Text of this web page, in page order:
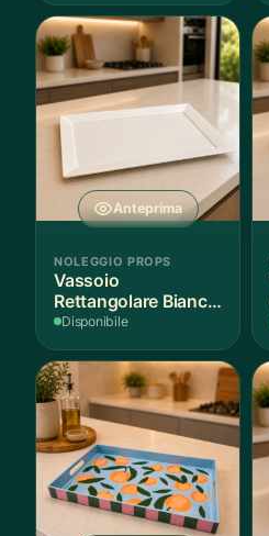
Anteprima
NOLEGGIO PROPS
Vassoio
Rettangolare Bianco
per Scenografie
Disponibile